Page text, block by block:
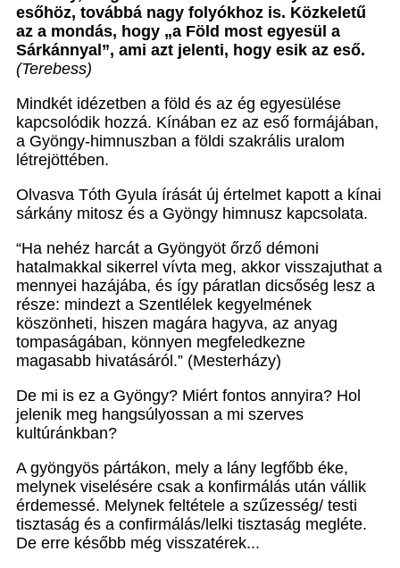
esőhöz, továbbá nagy folyókhoz is. Közkeletű
az a mondás, hogy „a Föld most egyesül a
Sárkánnyal”, ami azt jelenti, hogy esik az eső.
(Terebess)
Mindkét idézetben a föld és az ég egyesülése
kapcsolódik hozzá. Kínában ez az eső formájában,
a Gyöngy-himnuszban a földi szakrális uralom
létrejöttében.
Olvasva Tóth Gyula írását új értelmet kapott a kínai
sárkány mitosz és a Gyöngy himnusz kapcsolata.
“Ha nehéz harcát a Gyöngyöt őrző démoni
hatalmakkal sikerrel vívta meg, akkor visszajuthat a
mennyei hazájába, és így páratlan dicsőség lesz a
része: mindezt a Szentlélek kegyelmének
köszönheti, hiszen magára hagyva, az anyag
tompaságában, könnyen megfeledkezne
magasabb hivatásáról.” (Mesterházy)
De mi is ez a Gyöngy? Miért fontos annyira? Hol
jelenik meg hangsúlyossan a mi szerves
kultúránkban?
A gyöngyös pártákon, mely a lány legfőbb éke,
melynek viselésére csak a konfirmálás után vállik
érdemessé. Melynek feltétele a szűzesség/ testi
tisztaság és a confirmálás/lelki tisztaság megléte.
De erre később még visszatérek...